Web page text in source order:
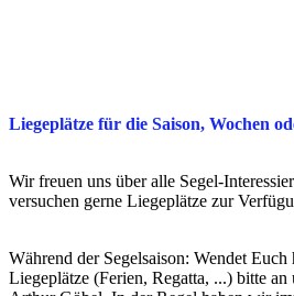
Liegeplätze für die Saison, Wochen
Wir freuen uns über alle Segel-
versuchen gerne Liegeplätze zur
Während der Segelsaison: Wendet
Liegeplätze (Ferien, Regatta, ...) bitte an